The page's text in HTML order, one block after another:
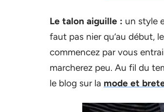
Le talon aiguille : un style
faut pas nier qu’au début,
commencez par vous
marcherez peu. Au fil du
le blog sur la mode et